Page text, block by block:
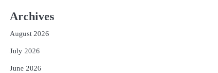
Archives
August 2026
July 2026
June 2026